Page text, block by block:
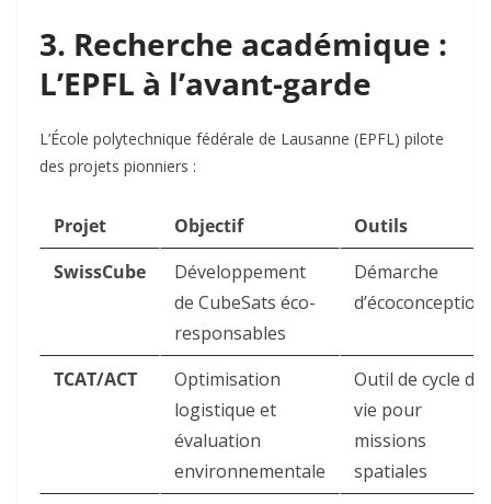
3. Recherche académique :
L’EPFL à l’avant-garde
L’École polytechnique fédérale de Lausanne (EPFL) pilote
des projets pionniers :
Projet Objectif
Outils
SwissCube
Développement
de CubeSats éco-
responsables
Démarche
d’écoconception
TCAT/ACT
Optimisation
logistique et
évaluation
environnementale
Outil de cycle de
vie pour
missions
spatiales